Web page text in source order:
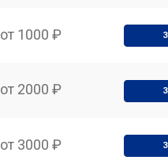
от 1000 ₽
от 2000 ₽
от 3000 ₽